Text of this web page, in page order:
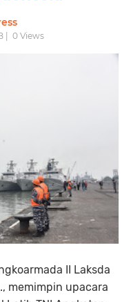
| 0Views
II Laksda
memimpin upacara